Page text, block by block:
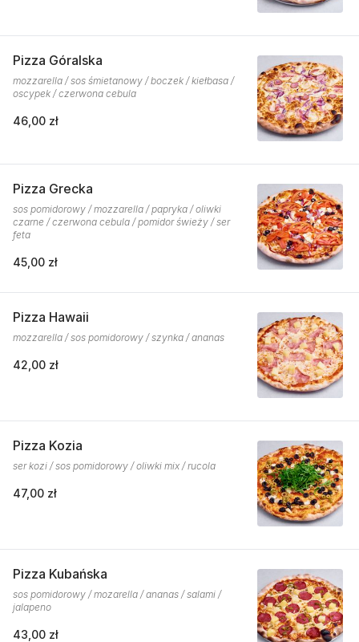
Pizza Góralska
mozzarella / sos śmietanowy / boczek / kiełbasa /
oscypek / czerwona cebula
46,00 zł
Pizza Grecka
sos pomidorowy / mozzarella / papryka / oliwki
czarne / czerwona cebula / pomidor świeży / ser
feta
45,00 zł
Pizza Hawaii
mozzarella / sos pomidorowy / szynka / ananas
42,00 zł
Pizza Kozia
ser kozi / sos pomidorowy / oliwki mix / rucola
47,00 zł
Pizza Kubańska
sos pomidorowy / mozarella / ananas / salami /
jalapeno
43,00 zł